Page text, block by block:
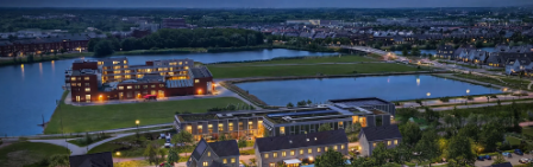
Wonen in de Groene Oase